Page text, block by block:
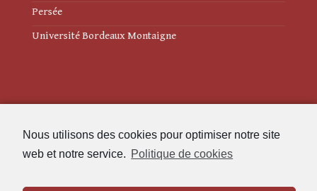
Nous utilisons des cookies pour optimiser notre site
web et notre service. Politique de cookies
Persée
Université Bordeaux Montaigne
Politique de cookies (UE)